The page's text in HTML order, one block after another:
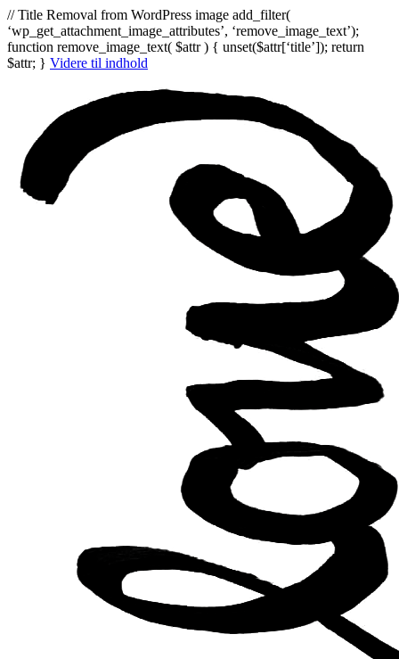
// Title Removal from WordPress image add_filter(
‘wp_get_attachment_image_attributes’, ‘remove_image_text’);
function remove_image_text( $attr ) { unset($attr[‘title’]); return
$attr; } Videre til indhold